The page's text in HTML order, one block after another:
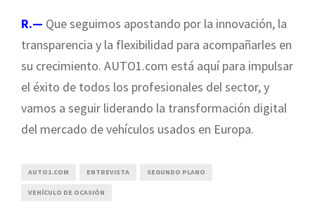
R.— Que seguimos apostando por la innovación, la
transparencia y la flexibilidad para acompañarles en
su crecimiento. AUTO1.com está aquí para impulsar
el éxito de todos los profesionales del sector, y
vamos a seguir liderando la transformación digital
del mercado de vehículos usados en Europa.
AUTO1.COM ENTREVISTA SEGUNDO PLANO
VEHÍCULO DE OCASIÓN